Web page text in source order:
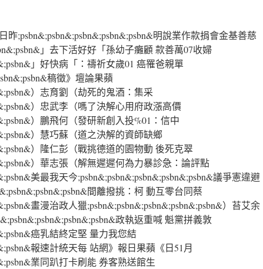
;psbn&;psbn&;psbn&;psbn&;psbn&明說業作款捐會金基善慈
」去下活好好「孫幼子癱顧 款善萬07收婦
」好快病「：禱祈女歲01 癌罹爸親單
稿徵》壇論果蘋
）志育劉（劫死的鬼酒：集采
）忠武李（嗎了決解心用府政漲高價
）鵬飛何（發研新創入投%01：信中
）慧巧蘇（道之決解的資師缺鄉
）隆仁彭（戰挑德道的園物動 後死克翠
）華志張（解無遲遲何為力暴診急：論評點
美最我天今;psbn&;psbn&;psbn&;psbn&;psbn&議爭憲違避
間離撥挑：柯 動互零台同蔡
畫漫治政人獵;psbn&;psbn&;psbn&;psbn&;psbn&）苔艾余
政執返重喊 魁黨拼義敦
癌乳結終定堅 量力我您結
報速計統天每 站網》報日果蘋《日51月
業同趴打卡刷能 券客熟送館生